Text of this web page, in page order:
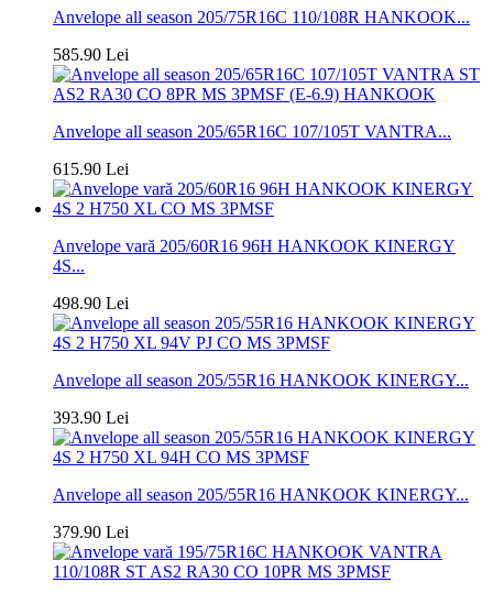
Anvelope all season 205/75R16C 110/108R HANKOOK...
585.90 Lei
Anvelope all season 205/65R16C 107/105T VANTRA...
615.90 Lei
Anvelope vară 205/60R16 96H HANKOOK KINERGY
4S...
498.90 Lei
Anvelope all season 205/55R16 HANKOOK KINERGY...
393.90 Lei
Anvelope all season 205/55R16 HANKOOK KINERGY...
379.90 Lei